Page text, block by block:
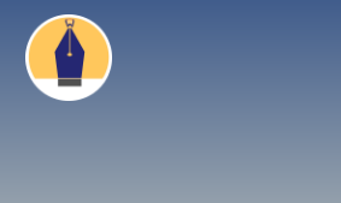
Pasar
contenido
principal